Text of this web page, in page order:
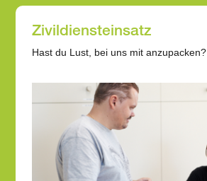
Zivildiensteinsatz
Hast du Lust, bei uns mit anzupacken?